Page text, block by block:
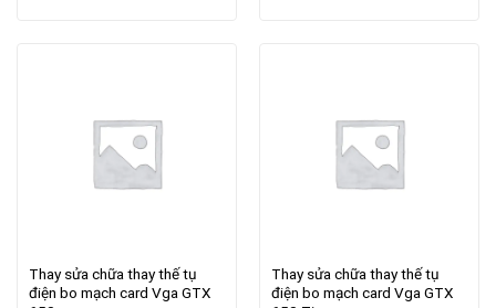
Thay sửa chữa thay thế tụ
điện bo mạch card Vga GTX
Thay sửa chữa thay thế tụ
điện bo mạch card Vga GTX